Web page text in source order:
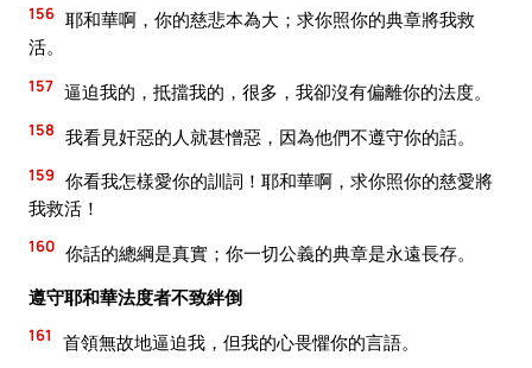
156 耶和華啊，你的慈悲本為大；求你照你的典章將我救
活。
157 逼迫我的，抵擋我的，很多，我卻沒有偏離你的法度。
158 我看見奸惡的人就甚憎惡，因為他們不遵守你的話。
159 你看我怎樣愛你的訓詞！耶和華啊，求你照你的慈愛將
我救活！
160 你話的總綱是真實；你一切公義的典章是永遠長存。
遵守耶和華法度者不致絆倒
161 首領無故地逼迫我，但我的心畏懼你的言語。